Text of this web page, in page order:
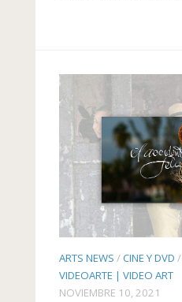
ARTS NEWS /CINE Y DVD /
VIDEOARTE | VIDEO ART
NOVIEMBRE 10, 2021